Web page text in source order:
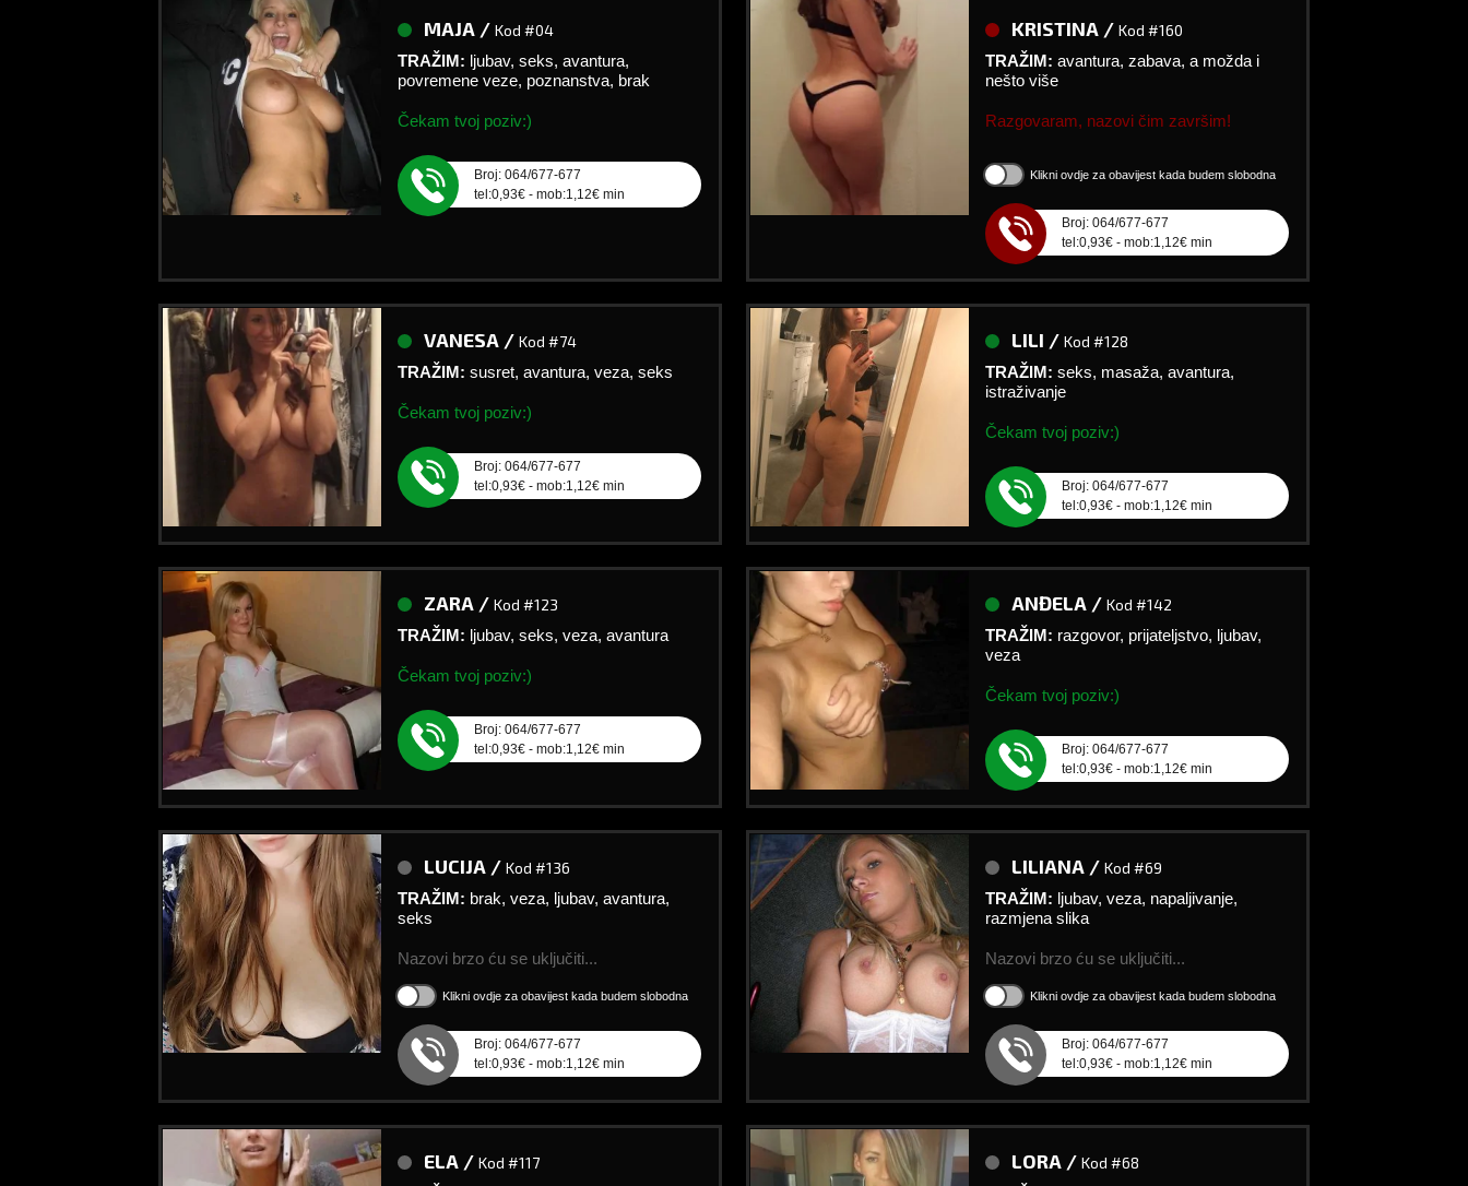
MAJA /Kod #04
TRAŽIM: ljubav, seks, avantura,
povremene veze, poznanstva, brak
Čekam tvoj poziv:)
Broj: 064/677-677
tel:0,93€ - mob:1,12€ min
KRISTINA / Kod #160
TRAŽIM: avantura, zabava, a možda i
nešto više
Razgovaram, nazovi čim završim!
Klikni ovdje za obavijest kada budem slobodna
Broj: 064/677-677
tel:0,93€ - mob:1,12€ min
VANESA /Kod #74
TRAŽIM:susret, avantura, veza, seks
Čekam tvoj poziv:)
Broj: 064/677-677
tel:0,93€ - mob:1,12€ min
LILI / Kod #128
TRAŽIM: seks, masaža, avantura,
istraživanje
Čekam tvoj poziv:)
Broj: 064/677-677
tel:0,93€ - mob:1,12€ min
ZARA /Kod #123
TRAŽIM: ljubav, seks, veza, avantura
Čekam tvoj poziv:)
Broj: 064/677-677
tel:0,93€ - mob:1,12€ min
ANĐELA / Kod #142
TRAŽIM: razgovor, prijateljstvo, ljubav,
veza
Čekam tvoj poziv:)
Broj: 064/677-677
tel:0,93€ - mob:1,12€ min
LUCIJA /Kod #136
TRAŽIM: brak, veza, ljubav, avantura,
seks
Nazovi brzo ću se uključiti...
Klikni ovdje za obavijest kada budem slobodna
Broj: 064/677-677
tel:0,93€ - mob:1,12€ min
LILIANA / Kod #69
TRAŽIM: ljubav, veza, napaljivanje,
razmjena slika
Nazovi brzo ću se uključiti...
Klikni ovdje za obavijest kada budem slobodna
Broj: 064/677-677
tel:0,93€ - mob:1,12€ min
ELA /Kod #117
LORA / Kod #68